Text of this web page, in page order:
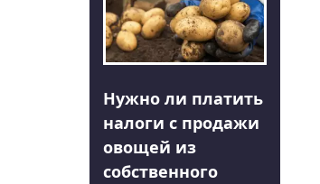
Нужно ли платить
налоги с продажи
овощей из
собственного